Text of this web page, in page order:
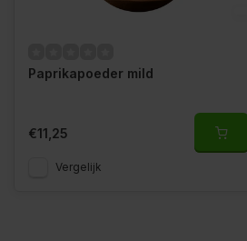
Paprikapoeder mild
€11,25
Vergelijk